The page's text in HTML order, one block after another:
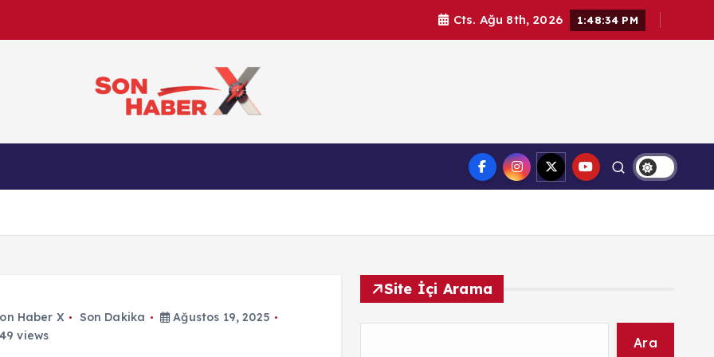
Cts. Ağu 8th, 2026 1:48:35 PM
Son Haber X’te son dakika, Türkiye gündemi ve yerel haberler. Doğrulanmış kaynaklar, tarafsız içerik ve
anlık gelişmelerle güvenilir haber deneyimi.
Haber X Son Dakika
Ağustos 19, 2025
views
Site İçi Arama
Ara